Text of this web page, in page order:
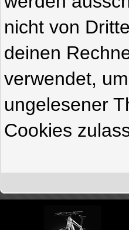
nicht von
deinen
verwendet,
ungelesener
Cookies